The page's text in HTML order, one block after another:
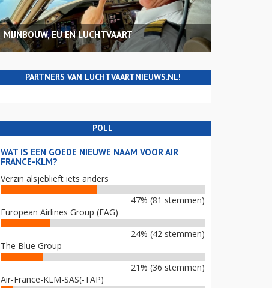
MIJNBOUW, EU EN LUCHTVAART
PARTNERS VAN LUCHTVAARTNIEUWS.NL!
POLL
WAT IS EEN GOEDE NIEUWE NAAM VOOR AIR
FRANCE-KLM?
Verzin alsjeblieft iets anders
47% (81 stemmen)
European Airlines Group (EAG)
24% (42 stemmen)
The Blue Group
21% (36 stemmen)
Air-France-KLM-SAS(-TAP)